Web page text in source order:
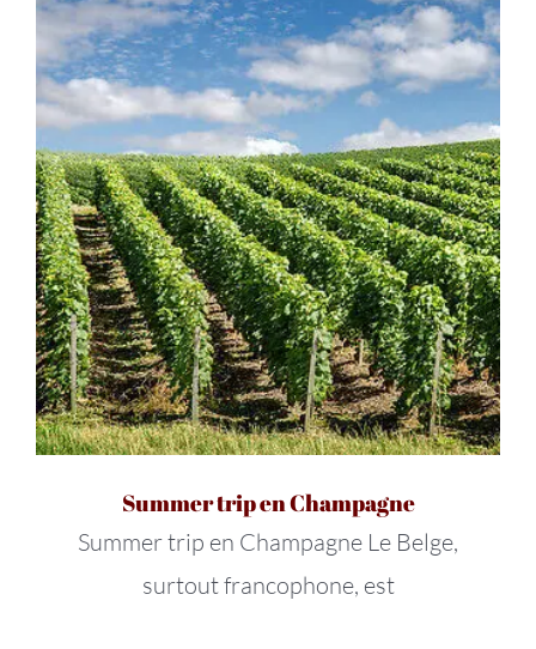
Summer trip en Champagne
Summer trip en Champagne Le Belge,
surtout francophone, est